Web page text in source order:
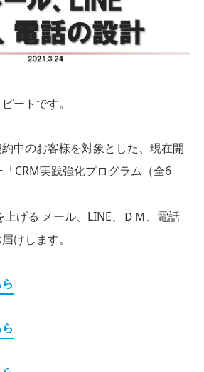
ートです。
中のお客様を対象とした、現在開
CRM実践強化プログラム（全6
上げる メール、LINE、ＤＭ、電話
けします。